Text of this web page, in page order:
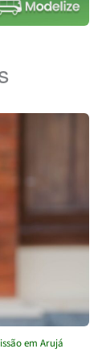
em Arujá